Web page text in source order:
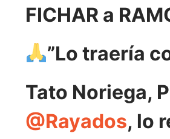
FICHAR a
”Lo traería
Tato Noriega,
@Rayados, lo